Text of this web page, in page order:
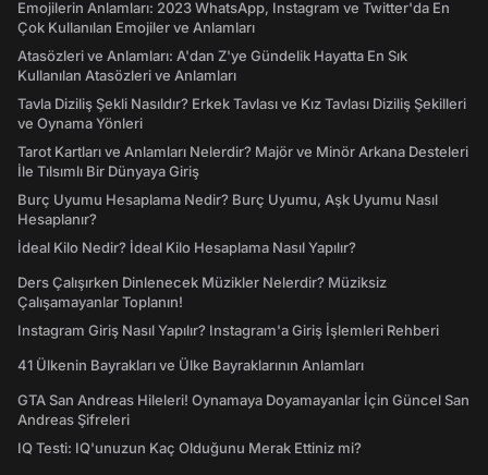
Emojilerin Anlamları: 2023 WhatsApp, Instagram ve Twitter'da En
Çok Kullanılan Emojiler ve Anlamları
Atasözleri ve Anlamları: A'dan Z'ye Gündelik Hayatta En Sık
Kullanılan Atasözleri ve Anlamları
Tavla Diziliş Şekli Nasıldır? Erkek Tavlası ve Kız Tavlası Diziliş Şekilleri
ve Oynama Yönleri
Tarot Kartları ve Anlamları Nelerdir? Majör ve Minör Arkana Desteleri
İle Tılsımlı Bir Dünyaya Giriş
Burç Uyumu Hesaplama Nedir? Burç Uyumu, Aşk Uyumu Nasıl
Hesaplanır?
İdeal Kilo Nedir? İdeal Kilo Hesaplama Nasıl Yapılır?
Ders Çalışırken Dinlenecek Müzikler Nelerdir? Müziksiz
Çalışamayanlar Toplanın!
Instagram Giriş Nasıl Yapılır? Instagram'a Giriş İşlemleri Rehberi
41 Ülkenin Bayrakları ve Ülke Bayraklarının Anlamları
GTA San Andreas Hileleri! Oynamaya Doyamayanlar İçin Güncel San
Andreas Şifreleri
IQ Testi: IQ'unuzun Kaç Olduğunu Merak Ettiniz mi?